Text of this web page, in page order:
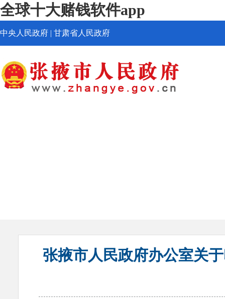
全球十大赌钱软件app
中央人民政府 | 甘肃省人民政府
张掖市人民政府办公室关